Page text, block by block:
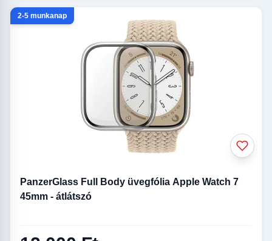
2-5 munkanap
PanzerGlass Full Body üvegfólia Apple Watch 7
45mm - átlátszó